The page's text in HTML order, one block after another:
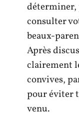
déterminer,
consulter
beaux-
Après
clairement
convives,
pour éviter
venu.